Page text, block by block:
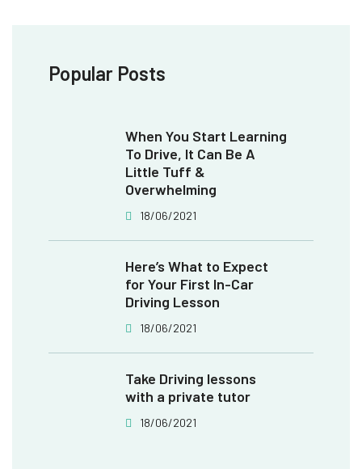
Popular Posts
When You Start Learning
To Drive, It Can Be A
Little Tuff &
Overwhelming
18/06/2021
Here’s What to Expect
for Your First In-Car
Driving Lesson
18/06/2021
Take Driving lessons
with a private tutor
18/06/2021